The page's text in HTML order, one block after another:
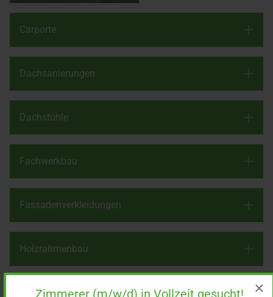
Zimmerer (m/w/d) in Vollzeit gesucht! ×
Carporte
Dachsanierungen
Dachstühle
Fachwerkbau
Fassadenverkleidungen
Holzrahmenbau
Terrassendächer